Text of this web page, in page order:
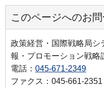
このページへのお
政策経営・国際戦略局シ
報・プロモーション戦略
電話： 045-671-2349
ファクス：045-661-2351